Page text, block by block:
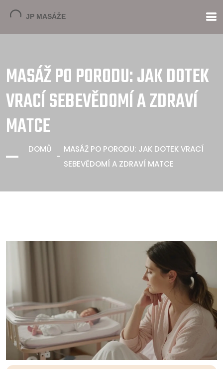
MASÁŽ PO PORODU: JAK DOTEK
VRACÍ SEBEVĚDOMÍ A ZDRAVÍ
MATCE
DOMŮ
MASÁŽ PO PORODU: JAK DOTEK VRACÍ
SEBEVĚDOMÍ A ZDRAVÍ MATCE